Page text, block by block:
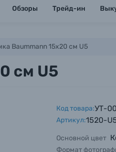
Обзоры Трейд-ин
Baummann 15x20 см U5
см U5
Код товара:УТ-
Артикул:1520-
Основной цвет
Формат